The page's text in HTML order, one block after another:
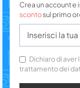
Crea un account e
scontosul primo
Dichiaro di
trattamento dei